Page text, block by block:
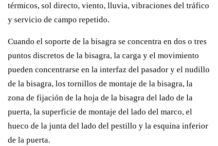
térmicos, sol directo, viento, lluvia, vibraciones del tráfico
y servicio de campo repetido.
Cuando el soporte de la bisagra se concentra en dos o tres
puntos discretos de la bisagra, la carga y el movimiento
pueden concentrarse en la interfaz del pasador y el nudillo
de la bisagra, los tornillos de montaje de la bisagra, la
zona de fijación de la hoja de la bisagra del lado de la
puerta, la superficie de montaje del lado del marco, el
hueco de la junta del lado del pestillo y la esquina inferior
de la puerta.